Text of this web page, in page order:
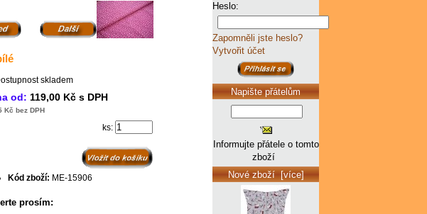
od: 119,00 Kč s DPH
Kč bez DPH
ks:
Kód zboží: ME-15906
prosím:
Heslo:
Zapomněli jste heslo?
Vytvořit účet
Napište přátelům
Informujte přátele o tomto
zboží
Nové zboží [více]